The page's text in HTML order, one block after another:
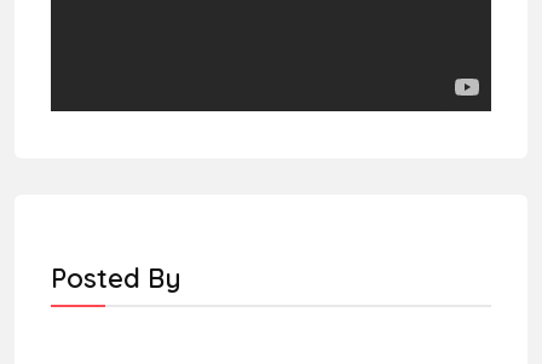
Posted By